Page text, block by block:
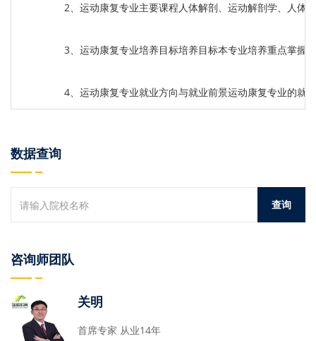
2、运动康复专业主要课程人体解剖、运动解剖学、人体
3、运动康复专业培养目标培养目标本专业培养重点掌握
4、运动康复专业就业方向与就业前景运动康复专业的就
数据查询
咨询师团队
关明
首席专家 从业14年